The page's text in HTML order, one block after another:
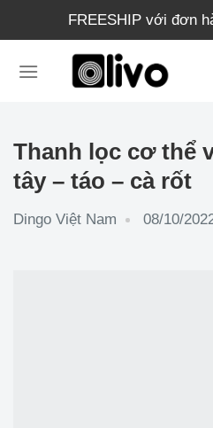
dung
FREESHIP với đơn
Thanh lọc cơ thể
tây – táo – cà rốt
Dingo Việt Nam 08/10/